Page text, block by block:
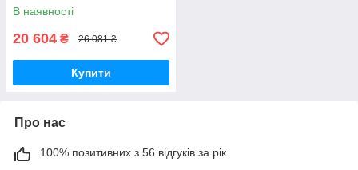
В наявності
20 604 ₴ 26 081 ₴
Купити
Про нас
100% позитивних з 56 відгуків за рік